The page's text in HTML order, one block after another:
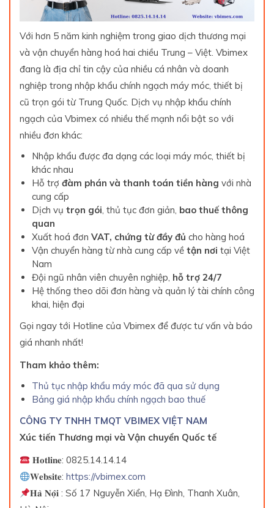
Với hơn 5 năm kinh nghiệm trong giao dịch thương mại
và vận chuyển hàng hoá hai chiều Trung – Việt. Vbimex
đang là địa chỉ tin cậy của nhiều cá nhân và doanh
nghiệp trong nhập khẩu chính ngạch máy móc, thiết bị
cũ trọn gói từ Trung Quốc. Dịch vụ nhập khẩu chính
ngạch của Vbimex có nhiều thế mạnh nổi bật so với
nhiều đơn khác:
Nhập khẩu được đa dạng các loại máy móc, thiết bị
khác nhau
Hỗ trợ đàm phán và thanh toán tiền hàng với nhà
cung cấp
Dịch vụ trọn gói, thủ tục đơn giản, bao thuế thông
quan
Xuất hoá đơn VAT, chứng từ đầy đủ cho hàng hoá
Vận chuyển hàng từ nhà cung cấp về tận nơi tại Việt
Nam
Đội ngũ nhân viên chuyên nghiệp, hỗ trợ 24/7
Hệ thống theo dõi đơn hàng và quản lý tài chính công
khai, hiện đại
Gọi ngay tới Hotline của Vbimex để được tư vấn và báo
giá nhanh nhất!
Tham khảo thêm:
Thủ tục nhập khẩu máy móc đã qua sử dụng
Bảng giá nhập khẩu chính ngạch bao thuế
CÔNG TY TNHH TMQT VBIMEX VIỆT NAM
Xúc tiến Thương mại và Vận chuyển Quốc tế
𝐇𝐨𝐭𝐥𝐢𝐧𝐞: 0825.14.14.14
𝐖𝐞𝐛𝐬𝐢𝐭𝐞: https://vbimex.com
𝐇𝐚̀ 𝐍𝐨̣̂𝐢 : Số 17 Nguyễn Xiển, Hạ Đình, Thanh Xuân,